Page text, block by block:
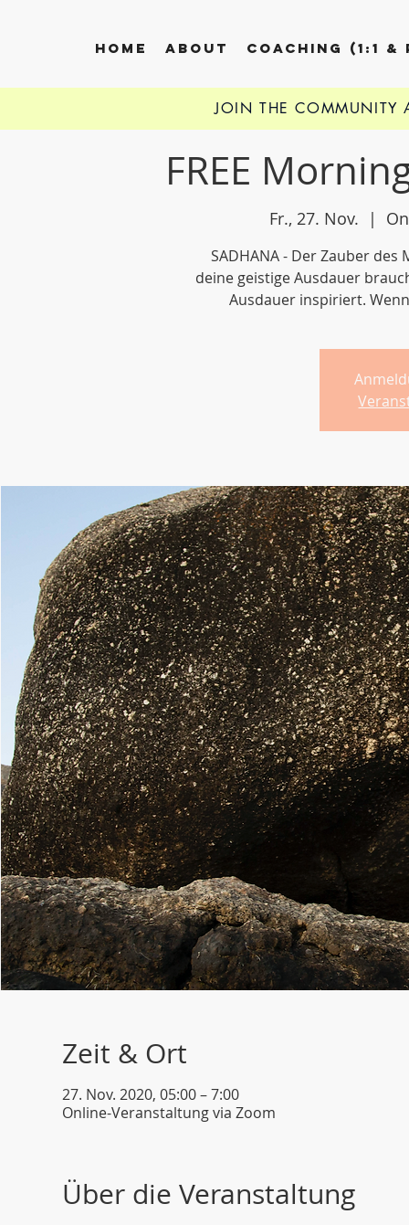
HOME ABOUT COACHING (1:1 &
FREE
Fr., 27. Nov.
  |
SADHANA - Der Zauber
deine geistige Ausdauer
Ausdauer inspiriert.
Zeit & Ort
27. Nov. 2020, 05:00 – 7:00
Online-Veranstaltung via Zoom
Über die Veranstaltung
JOIN THE COMMUNITY